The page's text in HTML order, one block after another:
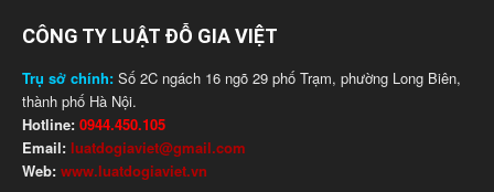
CÔNG TY LUẬT ĐỖ GIA VIỆT
Trụ sở chính: Số 2C ngách 16 ngõ 29 phố Trạm, phường Long Biên,
thành phố Hà Nội.
Hotline: 0944.450.105
Email: luatdogiaviet@gmail.com
Web: www.luatdogiaviet.vn